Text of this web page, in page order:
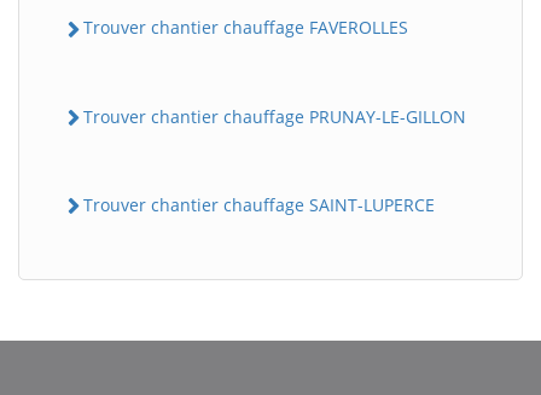
Trouver chantier chauffage FAVEROLLES
Trouver chantier chauffage PRUNAY-LE-GILLON
Trouver chantier chauffage SAINT-LUPERCE
BatiWebPro